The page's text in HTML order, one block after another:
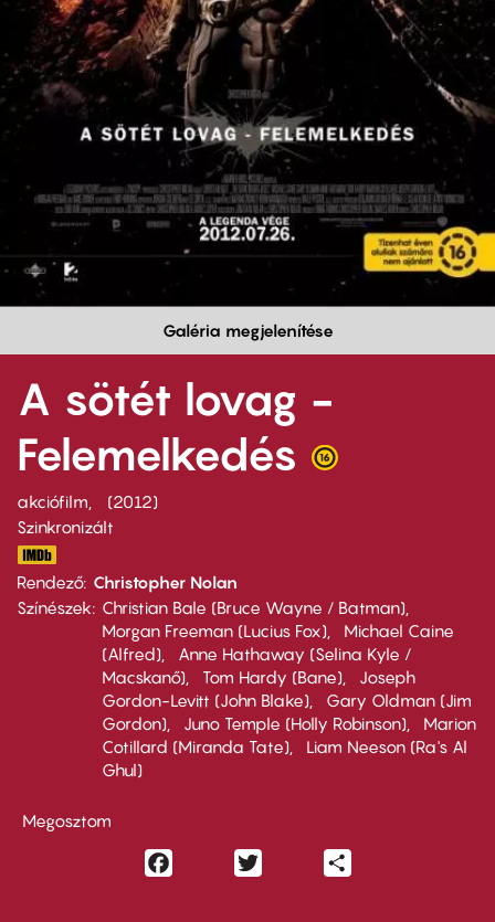
Galéria megjelenítése
A sötét lovag -
Felemelkedés
akciófilm
2012
Szinkronizált
Rendező Christopher Nolan
Színészek
Christian Bale (Bruce Wayne / Batman)
Morgan Freeman (Lucius Fox)
Michael Caine
(Alfred)
Anne Hathaway (Selina Kyle /
Macskanő)
Tom Hardy (Bane)
Joseph
Gordon-Levitt (John Blake)
Gary Oldman (Jim
Gordon)
Juno Temple (Holly Robinson)
Marion
Cotillard (Miranda Tate)
Liam Neeson (Ra's Al
Ghul)
Megosztom
Facebook